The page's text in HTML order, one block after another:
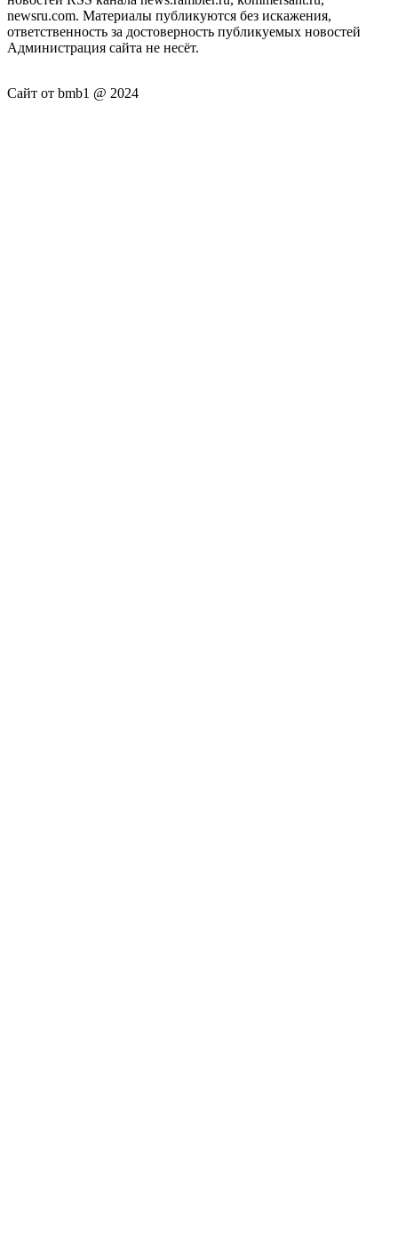
newsru.com. Материалы публикуются без искажения,
ответственность за достоверность публикуемых новостей
Администрация сайта не несёт.
Сайт от bmb1 @ 2024